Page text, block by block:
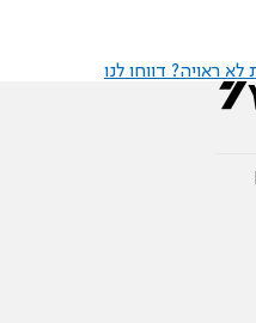
ראויה? דווחו לנו